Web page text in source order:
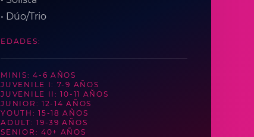
• Dúo/Trio
EDADES:
MINIS: 4-6 AÑOS
JUVENILE I: 7-9 AÑOS
JUVENILE II: 10-11 AÑOS
JUNIOR: 12-14 AÑOS
YOUTH: 15-18 AÑOS
ADULT: 19-39 AÑOS
SENIOR: 40+ AÑOS